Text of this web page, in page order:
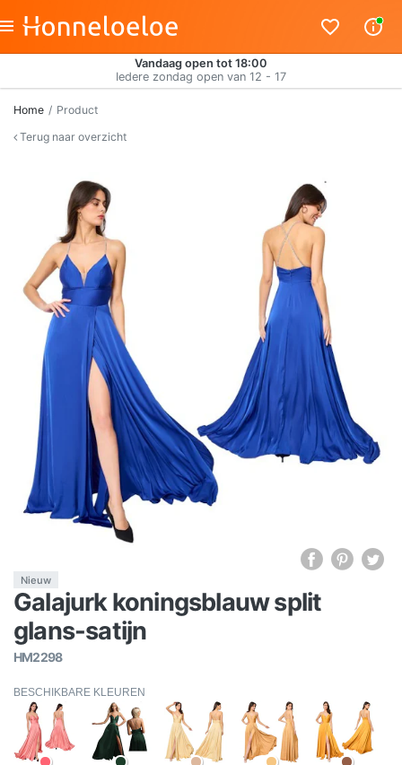
Vandaag open tot 18:00
Iedere zondag open van 12 - 17
Home
Product
Terug naar overzicht
Nieuw
Galajurk koningsblauw split
glans-satijn
HM2298
BESCHIKBARE KLEUREN